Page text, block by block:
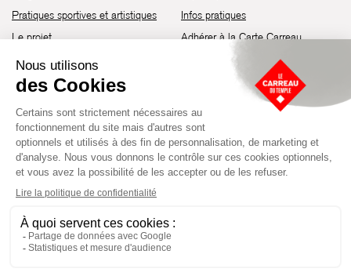
Pratiques sportives et artistiques
Le projet
Brochure de saison 25-26
Découvrir les espaces
Devenir partenaire
Infos pratiques
Adhérer à la Carte Carreau
Guide d’accessibilité
Établissement culturel et sportif à l’architecture industrielle de la fin du
XIXème siècle, le Carreau du Temple fut réhabilité en 2014 par la Ville
artistiques, culturels et sportifs, à travers une programmation éclectique